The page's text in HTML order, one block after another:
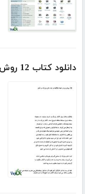
دانلود کتاب 12 روش برای ایجاد خلاقیت و ایده های بزرگ در ذهن